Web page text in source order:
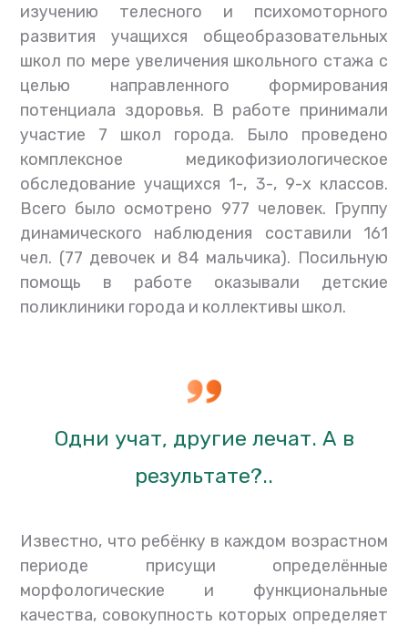
изучению телесного и психомоторного
развития учащихся общеобразовательных
школ по мере увеличения школьного стажа с
целью направленного формирования
потенциала здоровья. В работе принимали
участие 7 школ города. Было проведено
комплексное медикофизиологическое
обследование учащихся 1-, 3-, 9-х классов.
Всего было осмотрено 977 человек. Группу
динамического наблюдения составили 161
чел. (77 девочек и 84 мальчика). Посильную
помощь в работе оказывали детские
поликлиники города и коллективы школ.
Одни учат, другие лечат. А в
результате?..
Известно, что ребёнку в каждом возрастном
периоде присущи определённые
морфологические и функциональные
качества, совокупность которых определяет